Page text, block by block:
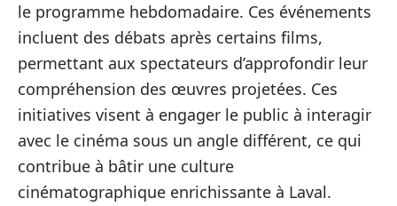
le programme hebdomadaire. Ces événements
incluent des débats après certains films,
permettant aux spectateurs d’approfondir leur
compréhension des œuvres projetées. Ces
initiatives visent à engager le public à interagir
avec le cinéma sous un angle différent, ce qui
contribue à bâtir une culture
cinématographique enrichissante à Laval.